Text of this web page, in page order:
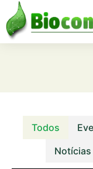
Notícias
Todos